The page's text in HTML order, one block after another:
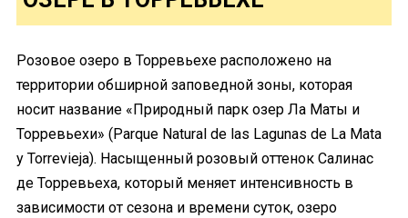
Розовое озеро в Торревьехе расположено на
территории обширной заповедной зоны, которая
носит название «Природный парк озер Ла Маты и
Торревьехи» (Parque Natural de las Lagunas de La Mata
y Torrevieja). Насыщенный розовый оттенок Салинас
де Торревьеха, который меняет интенсивность в
зависимости от сезона и времени суток, озеро